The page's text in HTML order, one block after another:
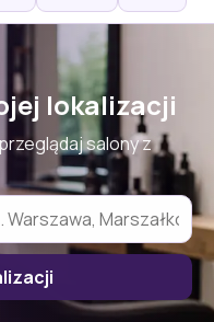
lokalizacji
salony z